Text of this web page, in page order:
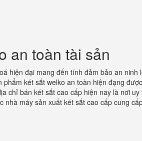
an toàn tài sản
hiện đại mang đến tính đảm bảo an ninh
két sắt welko an toàn hiện đạng
chỉ bán két sắt cao cấp hiện nay là nơi
máy sản xuất két sắt cao cấp cung